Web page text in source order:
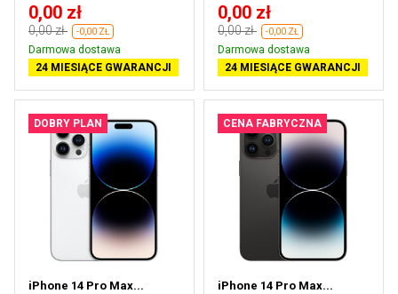
0,00 zł
0,00 zł -0,00 ZŁ
Darmowa dostawa
24 MIESIĄCE GWARANCJI
0,00 zł
0,00 zł -0,00 ZŁ
Darmowa dostawa
24 MIESIĄCE GWARANCJI
DOBRY PLAN
iPhone 14 Pro Max...
CENA FABRYCZNA
iPhone 14 Pro Max...